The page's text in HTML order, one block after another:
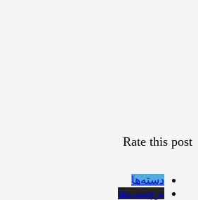
Rate this post
دسته‌ها
برچسب‌ها